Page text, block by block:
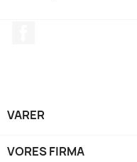
VARER
VORES FIRMA